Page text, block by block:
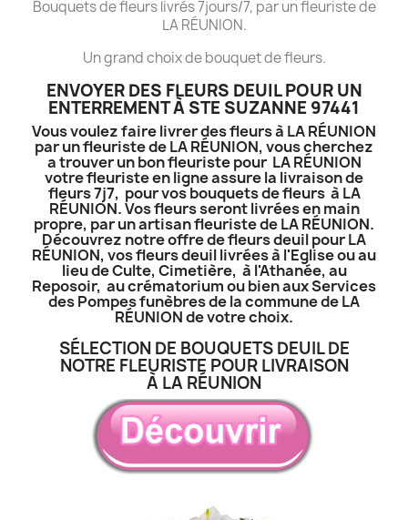
Bouquets de fleurs livrés 7jours/7, par un fleuriste de
LA RÉUNION.
Un grand choix de bouquet de fleurs.
ENVOYER DES FLEURS DEUIL POUR UN
ENTERREMENT À STE SUZANNE 97441
Vous voulez faire livrer des fleurs à LA RÉUNION
par un fleuriste de LA RÉUNION, vous cherchez
a trouver un bon fleuriste pour LA RÉUNION
votre fleuriste en ligne assure la livraison de
fleurs 7j7, pour vos bouquets de fleurs à LA
RÉUNION. Vos fleurs seront livrées en main
propre, par un artisan fleuriste de LA RÉUNION.
Découvrez notre offre de fleurs deuil pour LA
RÉUNION, vos fleurs deuil livrées à l'Eglise ou au
lieu de Culte, Cimetière, à l'Athanée, au
Reposoir, au crématorium ou bien aux Services
des Pompes funèbres de la commune de LA
RÉUNION de votre choix.
SÉLECTION DE BOUQUETS DEUIL DE
NOTRE FLEURISTE POUR LIVRAISON
À LA RÉUNION